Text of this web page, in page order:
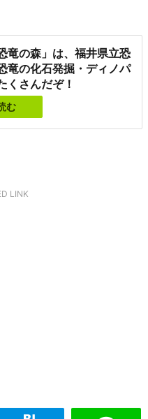
竜の森」は、福井県立恐
竜の化石発掘・ディノパ
くさんだぞ！
む
LINK